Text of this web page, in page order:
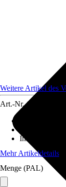
Weitere Artikel des
Art.-Nr. 12428626
Inhalt
Mehr Artikeldetails
Menge (PAL)